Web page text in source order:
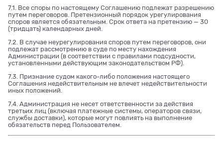
7.1. Все споры по настоящему Соглашению подлежат разрешению
путем переговоров. Претензионный порядок урегулирования
споров является обязательным. Срок ответа на претензию — 30
(тридцать) календарных дней.
7.2. В случае неурегулирования споров путем переговоров, они
подлежат рассмотрению в суде по месту нахождения
Администрации (в соответствии с правилами подсудности,
установленными действующим законодательством РФ).
7.3. Признание судом какого-либо положения настоящего
Соглашения недействительным не влечет недействительности
иных положений.
7.4. Администрация не несет ответственности за действия
третьих лиц (включая платежные системы, операторов связи,
службы доставки), которые могут повлиять на выполнение
обязательств перед Пользователем.